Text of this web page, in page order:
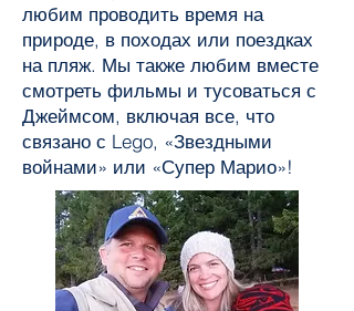
любим проводить время на
природе, в походах или поездках
на пляж. Мы также любим вместе
смотреть фильмы и тусоваться с
Джеймсом, включая все, что
связано с Lego, «Звездными
войнами» или «Супер Марио»!